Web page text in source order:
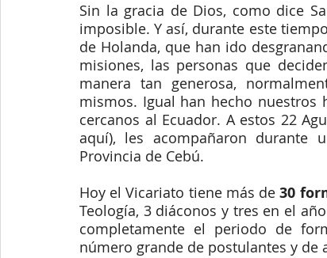
Sin la gracia de Dios, como dice
imposible. Y así, durante este
de Holanda, que han ido
misiones, las personas que
manera tan generosa,
mismos. Igual han hecho nuestros
cercanos al Ecuador. A estos 22
aquí), les acompañaron
Provincia de Cebú.
Hoy el Vicariato tiene más de 30
Teología, 3 diáconos y tres en el
completamente el periodo de
número grande de postulantes y de